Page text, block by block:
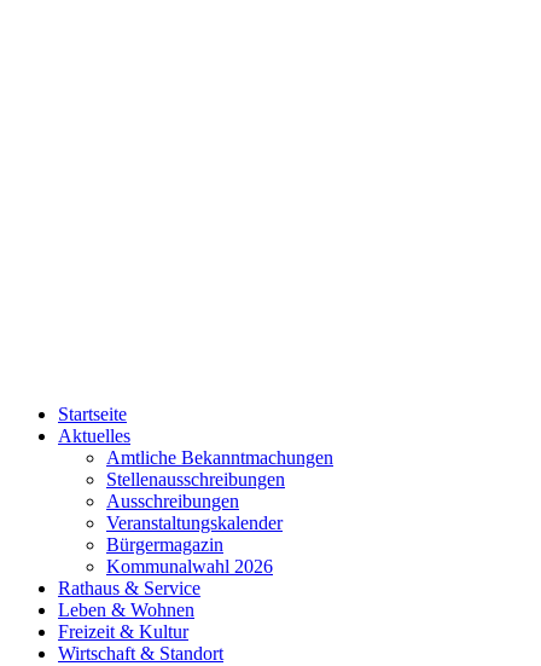
Startseite
Aktuelles
Amtliche Bekanntmachungen
Stellenausschreibungen
Ausschreibungen
Veranstaltungskalender
Bürgermagazin
Kommunalwahl 2026
Rathaus & Service
Leben & Wohnen
Freizeit & Kultur
Wirtschaft & Standort